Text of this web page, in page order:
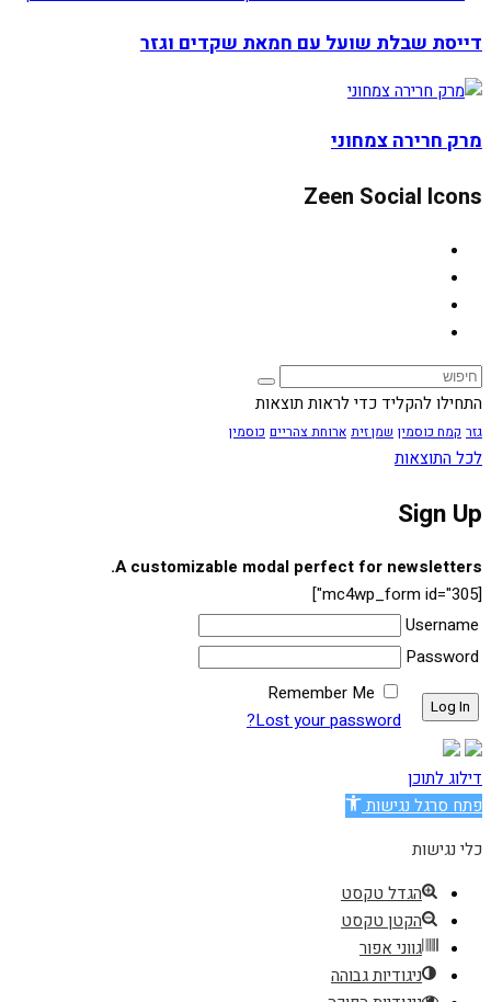
דייסת שבלת שועל עם חמאת שקדים וגזר
מרק חרירה צמחוני
Zeen Social Icons
התחילו להקליד כדי לראות תוצאות
גזר קמח כוסמין שמן זית ארוחת צהריים כוסמין
לכל התוצאות
Sign Up
A customizable modal perfect for newsletters.
[mc4wp_form id="305"]
Username
Password
Remember Me
Lost your password?
דילוג לתוכן
פתח סרגל נגישות
כלי נגישות
הגדל טקסט
הקטן טקסט
גווני אפור
ניגודיות גבוהה